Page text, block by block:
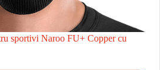
sportivi Naroo FU+ Copper cu